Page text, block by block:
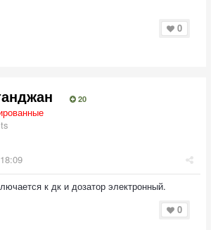
0
20
к дк и дозатор электронный.
0